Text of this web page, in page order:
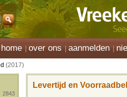
home over ons aanmelden
(2017)
2843
Levertijd en